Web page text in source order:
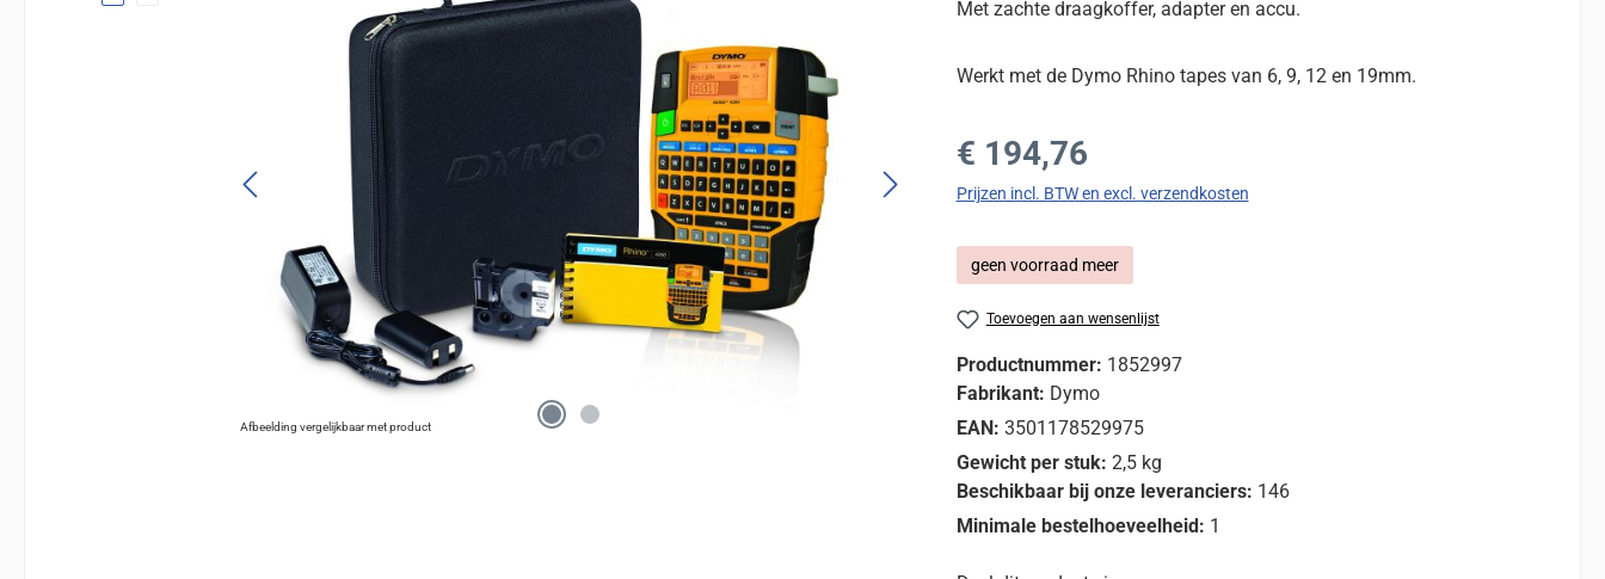
Afbeelding vergelijkbaar met product
Met zachte draagkoffer, adapter en accu.
Werkt met de Dymo Rhino tapes van 6, 9, 12 en 19mm.
Normale prijs:
€ 194,76
Prijzen incl. BTW en excl. verzendkosten
geen voorraad meer
Toevoegen aan wensenlijst
Productnummer: 1852997
Fabrikant: Dymo
EAN: 3501178529975
Gewicht per stuk: 2,5 kg
Beschikbaar bij onze leveranciers: 146
Minimale bestelhoeveelheid: 1